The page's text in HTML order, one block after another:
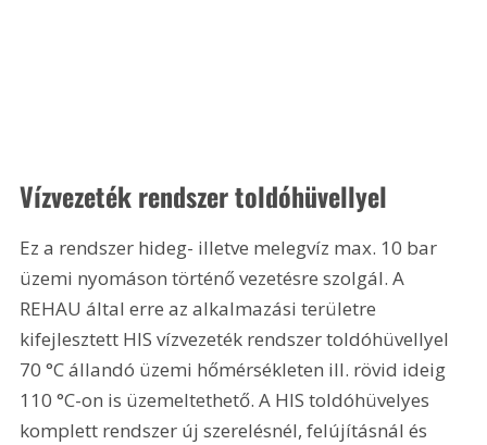
Vízvezeték rendszer toldóhüvellyel
Ez a rendszer hideg- illetve melegvíz max. 10 bar
üzemi nyomáson történő vezetésre szolgál. A
REHAU által erre az alkalmazási területre
kifejlesztett HIS vízvezeték rendszer toldóhüvellyel
70 °C állandó üzemi hőmérsékleten ill. rövid ideig
110 °C-on is üzemeltethető. A HIS toldóhüvelyes
komplett rendszer új szerelésnél, felújításnál és